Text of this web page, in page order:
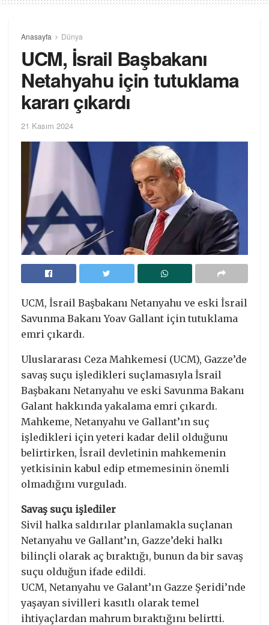
Anasayfa Dünya
UCM, İsrail Başbakanı
Netahyahu için tutuklama
kararı çıkardı
21 Kasım 2024
UCM, İsrail Başbakanı Netanyahu ve eski İsrail
Savunma Bakanı Yoav Gallant için tutuklama
emri çıkardı.
Uluslararası Ceza Mahkemesi (UCM), Gazze’de
savaş suçu işledikleri suçlamasıyla İsrail
Başbakanı Netanyahu ve eski Savunma Bakanı
Galant hakkında yakalama emri çıkardı.
Mahkeme, Netanyahu ve Gallant’ın suç
işledikleri için yeteri kadar delil olduğunu
belirtirken, İsrail devletinin mahkemenin
yetkisinin kabul edip etmemesinin önemli
olmadığını vurguladı.
Savaş suçu işlediler
Sivil halka saldırılar planlamakla suçlanan
Netanyahu ve Gallant’ın, Gazze’deki halkı
bilinçli olarak aç bıraktığı, bunun da bir savaş
suçu olduğun ifade edildi.
UCM, Netanyahu ve Galant’ın Gazze Şeridi’nde
yaşayan sivilleri kasıtlı olarak temel
ihtiyaçlardan mahrum bıraktığını belirtti.